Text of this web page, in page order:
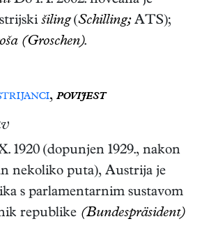
šiling(Schilling;ATS);
(Groschen).
, povijest
1920 (dopunjen 1929., nakon
nekoliko puta), Austrija je
s parlamentarnim sustavom
republike (Bundespräsident)